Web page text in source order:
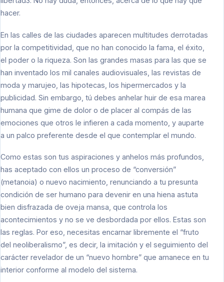
hacer.
En las calles de las ciudades aparecen multitudes derrotadas
por la competitividad, que no han conocido la fama, el éxito,
el poder o la riqueza. Son las grandes masas para las que se
han inventado los mil canales audiovisuales, las revistas de
moda y marujeo, las hipotecas, los hipermercados y la
publicidad. Sin embargo, tú debes anhelar huir de esa marea
humana que gime de dolor o de placer al compás de las
emociones que otros le infieren a cada momento, y auparte
a un palco preferente desde el que contemplar el mundo.
Como estas son tus aspiraciones y anhelos más profundos,
has aceptado con ellos un proceso de “conversión”
(metanoia) o nuevo nacimiento, renunciando a tu presunta
condición de ser humano para devenir en una hiena astuta
bien disfrazada de oveja mansa, que controla los
acontecimientos y no se ve desbordada por ellos. Estas son
las reglas. Por eso, necesitas encarnar libremente el “fruto
del neoliberalismo”, es decir, la imitación y el seguimiento del
carácter revelador de un “nuevo hombre” que amanece en tu
interior conforme al modelo del sistema.